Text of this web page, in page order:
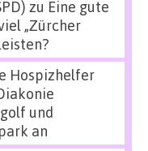
zu Eine gute
„Zürcher
Hospizhelfer
und
an